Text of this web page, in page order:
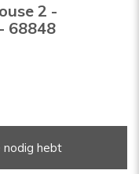
2 -
68848
nodig hebt